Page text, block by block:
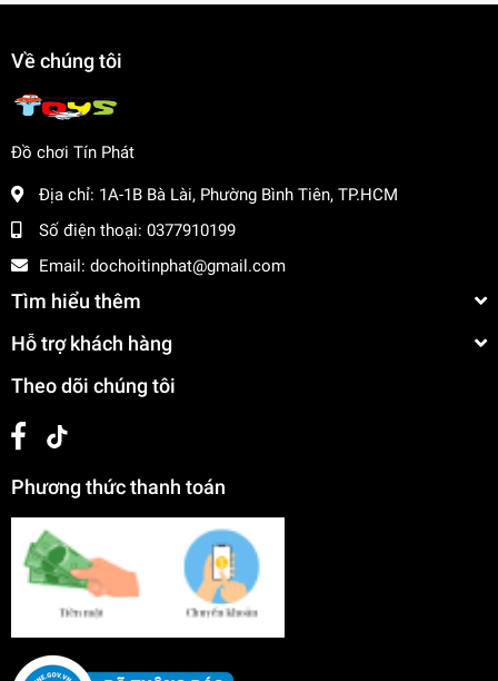
Về chúng tôi
Đồ chơi Tín Phát
Địa chỉ: 1A-1B Bà Lài, Phường Bình Tiên, TP.HCM
Số điện thoại: 0377910199
Email: dochoitinphat@gmail.com
Tìm hiểu thêm
Hỗ trợ khách hàng
Theo dõi chúng tôi
Phương thức thanh toán